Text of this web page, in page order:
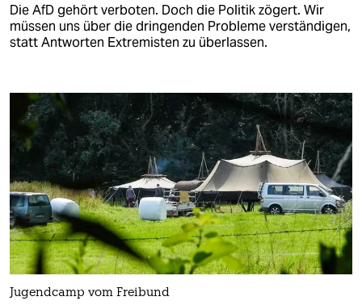
Die AfD gehört verboten. Doch die Politik zögert. Wir
müssen uns über die dringenden Probleme verständigen,
statt Antworten Extremisten zu überlassen.
Jugendcamp vom Freibund